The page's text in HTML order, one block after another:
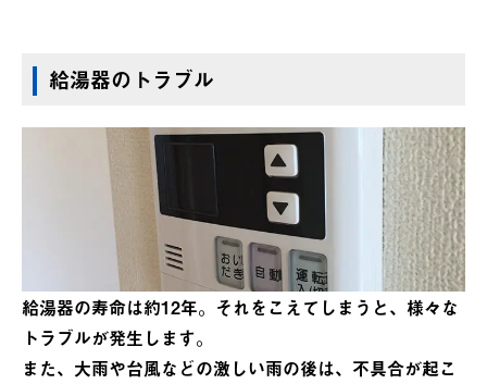
給湯器のトラブル
給湯器の寿命は約12年。それをこえてしまうと、様々な
トラブルが発生します。
また、大雨や台風などの激しい雨の後は、不具合が起こ